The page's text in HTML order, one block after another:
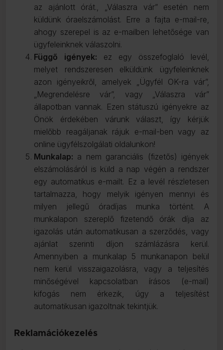
az ajánlott órát., „Válaszra vár” esetén nem
küldünk óraelszámolást. Erre a fajta e-mail-re,
ahogy szerepel is az e-mailben lehetősége van
ügyfeleinknek válaszolni.
Függő igények: ez egy összefoglaló levél,
melyet rendszeresen elküldünk ügyfeleinknek
azon igényeikről, amelyek „Ügyfél OK-ra vár”,
„Megrendelésre vár”, vagy „Válaszra vár”
állapotban vannak. Ezen státuszú igényekre az
Önök érdekében várunk választ, így kérjük
mielőbb reagáljanak rájuk e-mail-ben vagy az
online ügyfélszolgálati oldalunkon!
Munkalap: a nem garanciális (fizetős) igények
elszámolásáról is küld a nap végén a rendszer
egy automatikus e-mailt. Ez a levél részletesen
tartalmazza, hogy melyik igényen mennyi és
milyen jellegű óradíjas munka történt. A
munkalapon szereplő fizetendő órák díja az
igazolás után automatikusan a szerződés, vagy
ajánlat szerinti díjon számlázásra kerül.
Amennyiben a munkalap 5 munkanapon belül
nem kerül visszaigazolásra, vagy a teljesítés
minőségével kapcsolatban írásos (e-mail)
kifogás nem érkezik, úgy a teljesítést
automatikusan igazoltnak tekintjük.
Reklamációkezelés